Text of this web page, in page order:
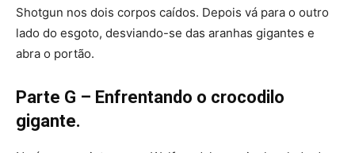
Shotgun nos dois corpos caídos. Depois vá para o outro
lado do esgoto, desviando-se das aranhas gigantes e
abra o portão.
Parte G – Enfrentando o crocodilo
gigante.